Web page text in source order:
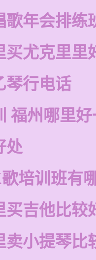
歌年会排练
买尤克里里
琴行电话
福州哪里
处
培训班有
买吉他比较
卖小提琴比